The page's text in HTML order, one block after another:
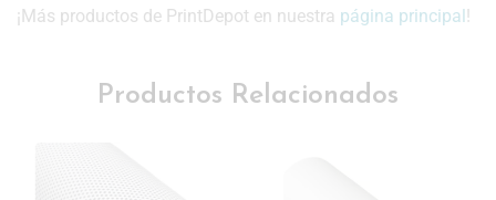
¡Más productos de PrintDepot en nuestra página principal!
Productos Relacionados